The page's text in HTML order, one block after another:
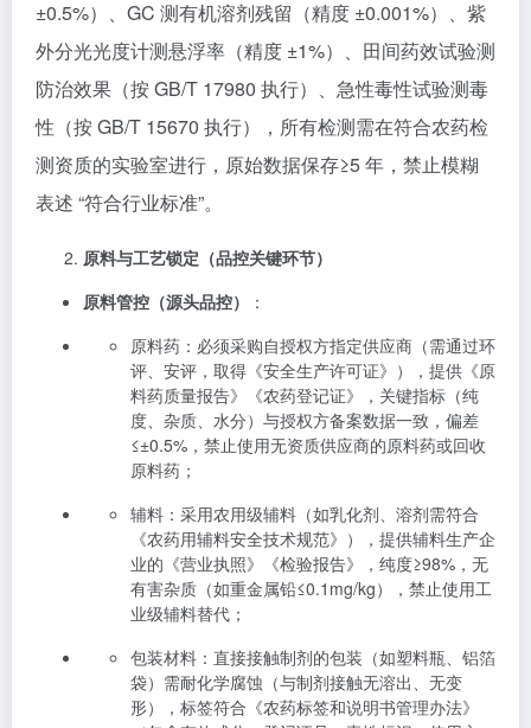
±0.5%）、GC 测有机溶剂残留（精度 ±0.001%）、紫
外分光光度计测悬浮率（精度 ±1%）、田间药效试验测
防治效果（按 GB/T 17980 执行）、急性毒性试验测毒
性（按 GB/T 15670 执行），所有检测需在符合农药检
测资质的实验室进行，原始数据保存≥5 年，禁止模糊
表述 “符合行业标准”。
原料与工艺锁定（品控关键环节）
原料管控（源头品控）
：
原料药：必须采购自授权方指定供应商（需通过环
评、安评，取得《安全生产许可证》），提供《原
料药质量报告》《农药登记证》，关键指标（纯
度、杂质、水分）与授权方备案数据一致，偏差
≤±0.5%，禁止使用无资质供应商的原料药或回收
原料药；
辅料：采用农用级辅料（如乳化剂、溶剂需符合
《农药用辅料安全技术规范》），提供辅料生产企
业的《营业执照》《检验报告》，纯度≥98%，无
有害杂质（如重金属铅≤0.1mg/kg），禁止使用工
业级辅料替代；
包装材料：直接接触制剂的包装（如塑料瓶、铝箔
袋）需耐化学腐蚀（与制剂接触无溶出、无变
形），标签符合《农药标签和说明书管理办法》